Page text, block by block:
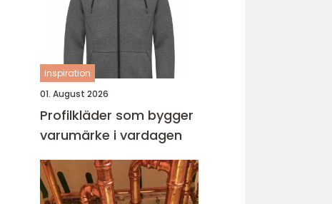
inspiration
01. August 2026
Profilkläder som bygger
varumärke i vardagen